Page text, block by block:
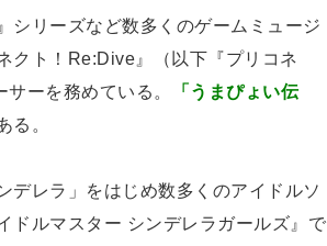
リーズなど数多くのゲームミュージ
クト！Re:Dive』（以下『プリコネ
ーを務めている。
「うまぴょい伝
る。
レラ」をはじめ数多くのアイドルソ
ドルマスター シンデレラガールズ』で